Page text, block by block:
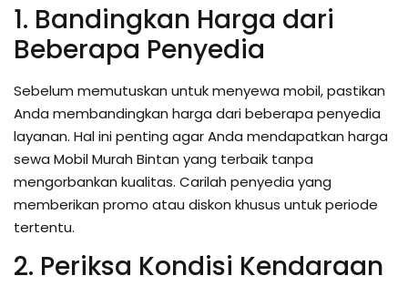
1. Bandingkan Harga dari
Beberapa Penyedia
Sebelum memutuskan untuk menyewa mobil, pastikan
Anda membandingkan harga dari beberapa penyedia
layanan. Hal ini penting agar Anda mendapatkan harga
sewa Mobil Murah Bintan yang terbaik tanpa
mengorbankan kualitas. Carilah penyedia yang
memberikan promo atau diskon khusus untuk periode
tertentu.
2. Periksa Kondisi Kendaraan